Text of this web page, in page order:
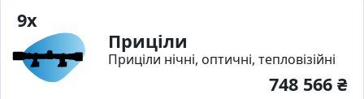
9x
Приціли
Приціли нічні, оптичні, тепловізійні
748 566 ₴